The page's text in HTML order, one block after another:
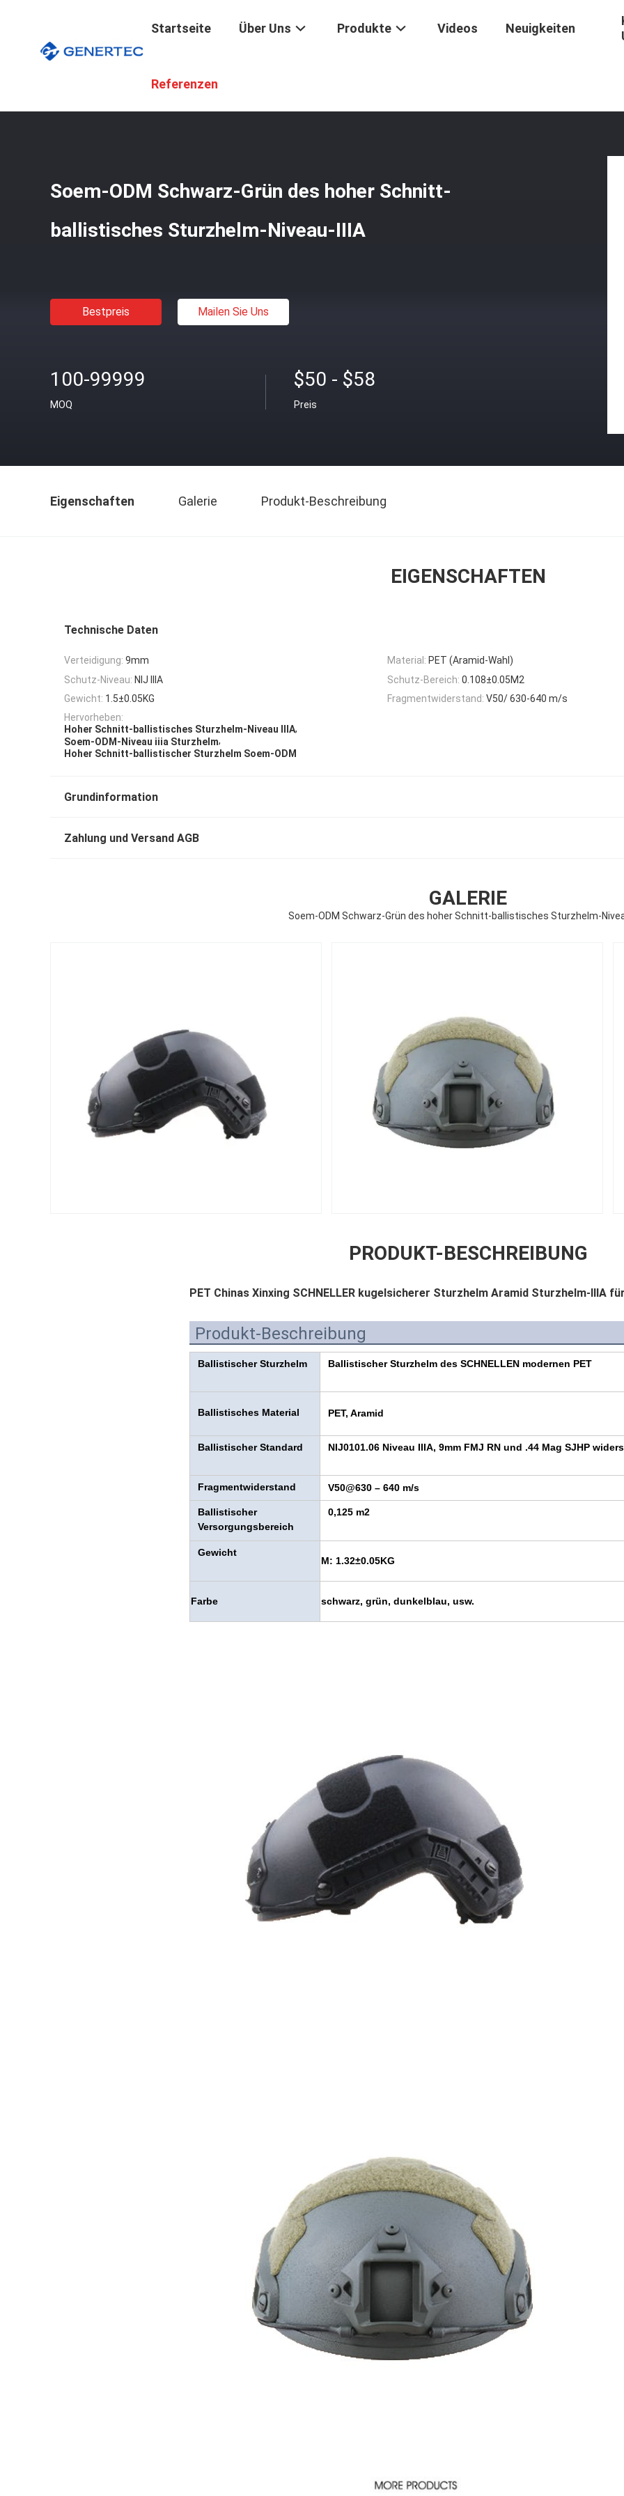
Startseite Über Uns Produkte Videos Neuigkeiten
Referenzen
Soem-ODM Schwarz-Grün des hoher Schnitt-
ballistisches Sturzhelm-Niveau-IIIA
Bestpreis Mailen Sie Uns
100-99999
MOQ
$50 - $58
Preis
Eigenschaften Galerie Produkt-Beschreibung
EIGENSCHAFTEN
Technische Daten
Verteidigung: 9mm Material: PET (Aramid-Wahl)
Schutz-Niveau: NIJ IIIA Schutz-Bereich: 0.108±0.05M2
Gewicht: 1.5±0.05KG Fragmentwiderstand: V50/ 630-640 m/s
Hervorheben:
Hoher Schnitt-ballistisches Sturzhelm-Niveau IIIA,
Soem-ODM-Niveau iiia Sturzhelm,
Hoher Schnitt-ballistischer Sturzhelm Soem-ODM
Grundinformation
Zahlung und Versand AGB
GALERIE
Soem-ODM Schwarz-Grün des hoher Schnitt-ballistisches Sturzhelm-
PRODUKT-BESCHREIBUNG
PET Chinas Xinxing SCHNELLER kugelsicherer Sturzhelm Aramid Sturzhelm-IIIA
Produkt-Beschreibung
Ballistischer Sturzhelm Ballistischer Sturzhelm des SCHNELLEN modernen PET
Ballistisches Material PET, Aramid
Ballistischer Standard NIJ0101.06 Niveau IIIA, 9mm FMJ RN und .44 Mag SJHP
Fragmentwiderstand V50@630 – 640 m/s
Ballistischer
Versorgungsbereich
0,125 m2
Gewicht
M: 1.32±0.05KG
Farbe schwarz, grün, dunkelblau, usw.